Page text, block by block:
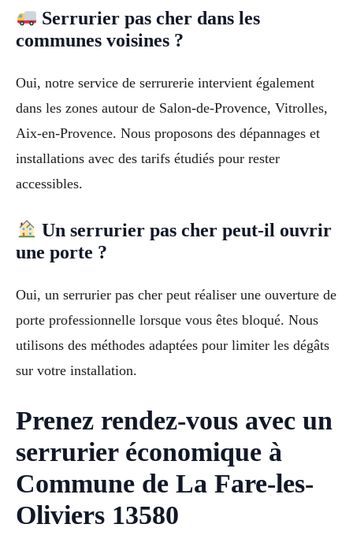
Serrurier pas cher dans les
communes voisines ?
Oui, notre service de serrurerie intervient également
dans les zones autour de Salon-de-Provence, Vitrolles,
Aix-en-Provence. Nous proposons des dépannages et
installations avec des tarifs étudiés pour rester
accessibles.
Un serrurier pas cher peut-il ouvrir
une porte ?
Oui, un serrurier pas cher peut réaliser une ouverture de
porte professionnelle lorsque vous êtes bloqué. Nous
utilisons des méthodes adaptées pour limiter les dégâts
sur votre installation.
Prenez rendez-vous avec un
serrurier économique à
Commune de La Fare-les-
Oliviers 13580